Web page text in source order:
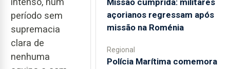
período sem
supremacia
clara de
nenhuma
açorianos regressam após
missão na Roménia
Regional
Polícia Marítima comemora